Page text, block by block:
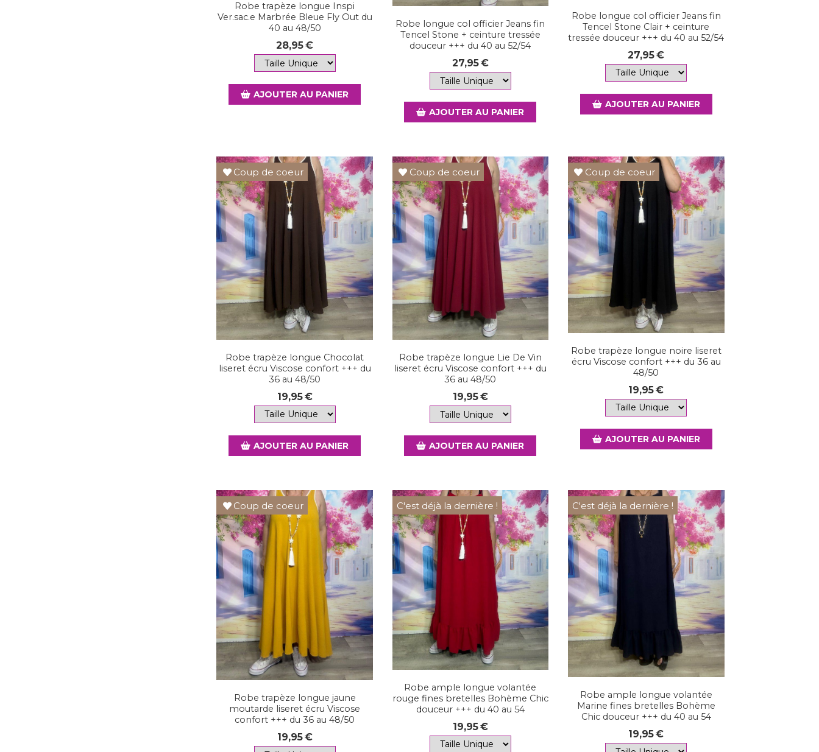
Robe trapèze longue Inspi
Ver.sac.e Marbrée Bleue Fly Out du
40 au 48/50
28,95€
AJOUTER AU PANIER
Robe longue col officier Jeans fin
Tencel Stone + ceinture tressée
douceur +++ du 40 au 52/54
27,95€
AJOUTER AU PANIER
Robe longue col officier Jeans fin
Tencel Stone Clair + ceinture
tressée douceur +++ du 40 au 52/54
27,95€
AJOUTER AU PANIER
Coup de coeur
Robe trapèze longue Chocolat
liseret écru Viscose confort +++ du
36 au 48/50
19,95€
AJOUTER AU PANIER
Coup de coeur
Robe trapèze longue Lie De Vin
liseret écru Viscose confort +++ du
36 au 48/50
19,95€
AJOUTER AU PANIER
Coup de coeur
Robe trapèze longue noire liseret
écru Viscose confort +++ du 36 au
48/50
19,95€
AJOUTER AU PANIER
Coup de coeur
Robe trapèze longue jaune
moutarde liseret écru Viscose
confort +++ du 36 au 48/50
19,95€
C'est déjà la dernière !
Robe ample longue volantée
rouge fines bretelles Bohème Chic
douceur +++ du 40 au 54
19,95€
C'est déjà la dernière !
Robe ample longue volantée
Marine fines bretelles Bohème
Chic douceur +++ du 40 au 54
19,95€